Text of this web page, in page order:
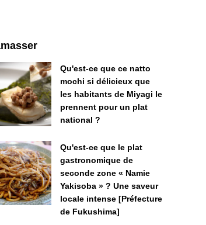
Qu'est-ce que ce natto
mochi si délicieux que
les habitants de Miyagi le
prennent pour un plat
national ?
Qu'est-ce que le plat
gastronomique de
seconde zone « Namie
Yakisoba » ? Une saveur
locale intense [Préfecture
de Fukushima]